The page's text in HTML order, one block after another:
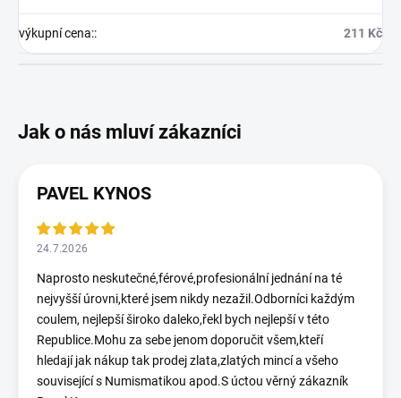
výkupní cena:: 211 Kč
PAVEL KYNOS
24.7.2026
Naprosto neskutečné,férové,profesionální jednání na té
nejvyšší úrovni,které jsem nikdy nezažil.Odborníci každým
coulem, nejlepší široko daleko,řekl bych nejlepší v této
Republice.Mohu za sebe jenom doporučit všem,kteří
hledají jak nákup tak prodej zlata,zlatých mincí a všeho
související s Numismatikou apod.S úctou věrný zákazník